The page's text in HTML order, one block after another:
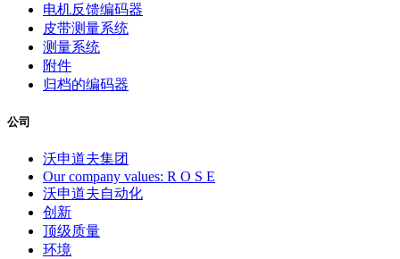
电机反馈编码器
皮带测量系统
测量系统
附件
归档的编码器
公司
沃申道夫集团
Our company values: R O S E
沃申道夫自动化
创新
顶级质量
环境